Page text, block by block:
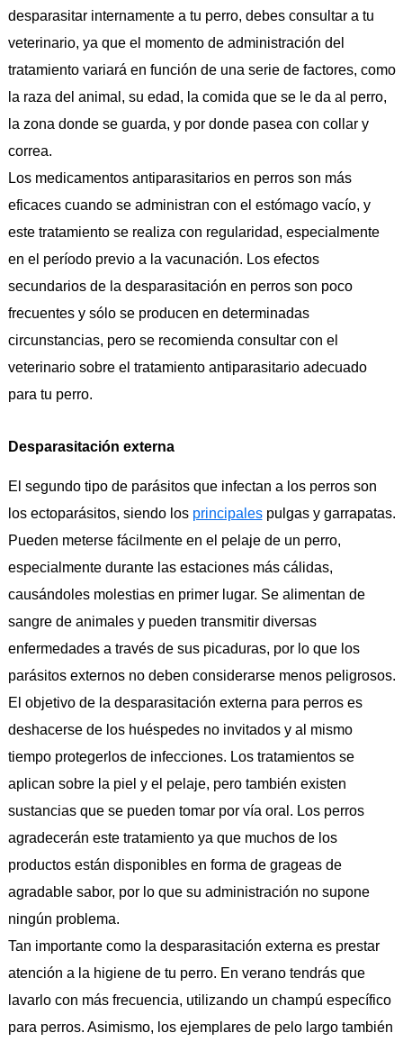
desparasitar internamente a tu perro, debes consultar a tu
veterinario, ya que el momento de administración del
tratamiento variará en función de una serie de factores, como
la raza del animal, su edad, la comida que se le da al perro,
la zona donde se guarda, y por donde pasea con collar y
correa.
Los medicamentos antiparasitarios en perros son más
eficaces cuando se administran con el estómago vacío, y
este tratamiento se realiza con regularidad, especialmente
en el período previo a la vacunación. Los efectos
secundarios de la desparasitación en perros son poco
frecuentes y sólo se producen en determinadas
circunstancias, pero se recomienda consultar con el
veterinario sobre el tratamiento antiparasitario adecuado
para tu perro.
Desparasitación externa
El segundo tipo de parásitos que infectan a los perros son
los ectoparásitos, siendo los principalespulgas y garrapatas.
Pueden meterse fácilmente en el pelaje de un perro,
especialmente durante las estaciones más cálidas,
causándoles molestias en primer lugar. Se alimentan de
sangre de animales y pueden transmitir diversas
enfermedades a través de sus picaduras, por lo que los
parásitos externos no deben considerarse menos peligrosos.
El objetivo de la desparasitación externa para perros es
deshacerse de los huéspedes no invitados y al mismo
tiempo protegerlos de infecciones. Los tratamientos se
aplican sobre la piel y el pelaje, pero también existen
sustancias que se pueden tomar por vía oral. Los perros
agradecerán este tratamiento ya que muchos de los
productos están disponibles en forma de grageas de
agradable sabor, por lo que su administración no supone
ningún problema.
Tan importante como la desparasitación externa es prestar
atención a la higiene de tu perro. En verano tendrás que
lavarlo con más frecuencia, utilizando un champú específico
para perros. Asimismo, los ejemplares de pelo largo también